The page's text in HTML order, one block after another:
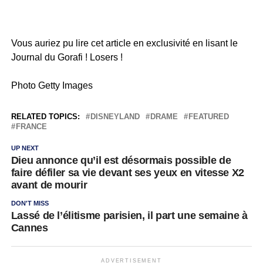
Vous auriez pu lire cet article en exclusivité en lisant le
Journal du Gorafi ! Losers !
Photo Getty Images
RELATED TOPICS: DISNEYLAND DRAME
FEATURED
FRANCE
UP NEXT
Dieu annonce qu’il est désormais possible de
faire défiler sa vie devant ses yeux en vitesse X2
avant de mourir
DON'T MISS
Lassé de l’élitisme parisien, il part une semaine à
Cannes
ADVERTISEMENT